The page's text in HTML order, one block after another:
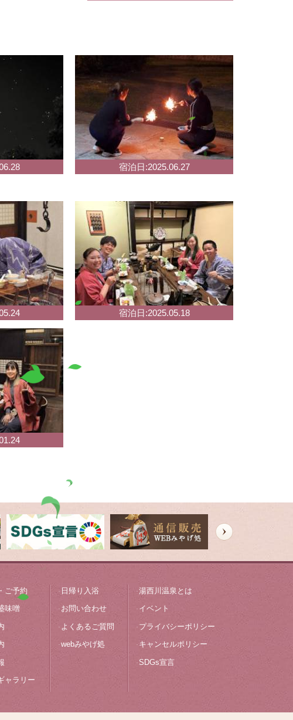
宿泊日:2025.06.27
宿泊日:2025.05.18
ご予約
味噌
ャラリー
日帰り入浴
お問い合わせ
よくあるご質問
webみやげ処
湯西川温泉とは
イベント
プライバシーポリシー
キャンセルポリシー
SDGs宣言